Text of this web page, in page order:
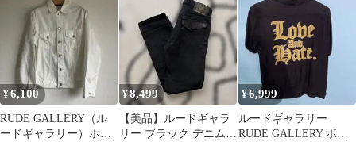
¥6,100
RUDE GALLERY（ル
ードギャラリー）ホワ
¥8,499
【美品】ルードギャラ
リー ブラック デニムパ
¥6,999
ルードギャラリー
RUDE GALLERY ボー